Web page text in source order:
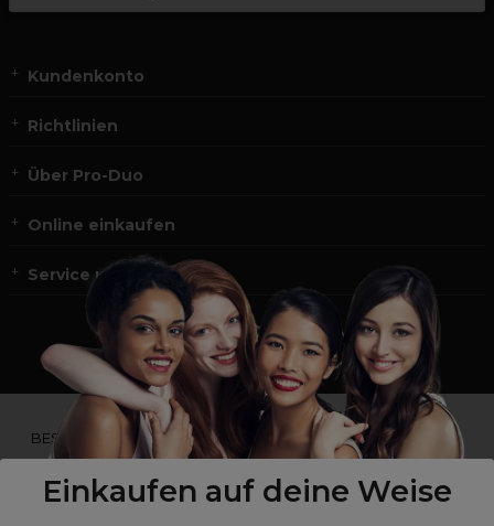
Einkaufen auf deine Weise
Kundenkonto
Richtlinien
Über Pro-Duo
Online einkaufen
Service und Kontakt
*Du bist kein Profikunde?
BESUCHE
UNSERE WEBSEITE FÜR ENDVERBRAUCHER.*